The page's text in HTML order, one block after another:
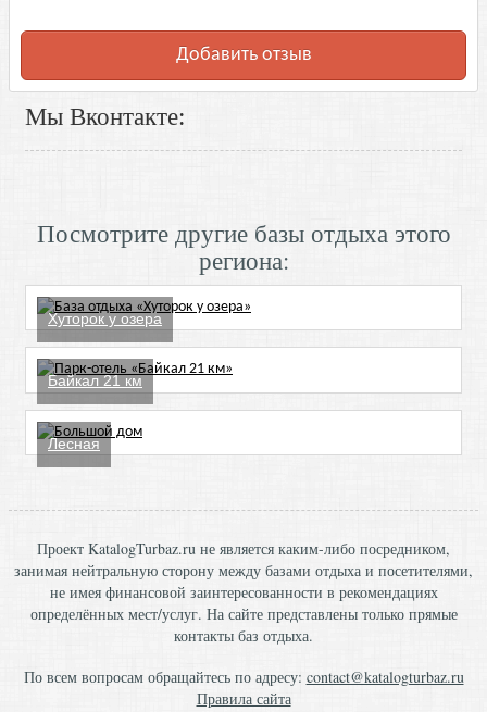
Добавить отзыв
Мы Вконтакте:
Посмотрите другие базы отдыха этого
региона:
Хуторок у озера
Байкал 21 км
Лесная
Проект KatalogTurbaz.ru не является каким-либо посредником,
занимая нейтральную сторону между базами отдыха и посетителями,
не имея финансовой заинтересованности в рекомендациях
определённых мест/услуг. На сайте представлены только прямые
контакты баз отдыха.
По всем вопросам обращайтесь по адресу: contact@katalogturbaz.ru
Правила сайта